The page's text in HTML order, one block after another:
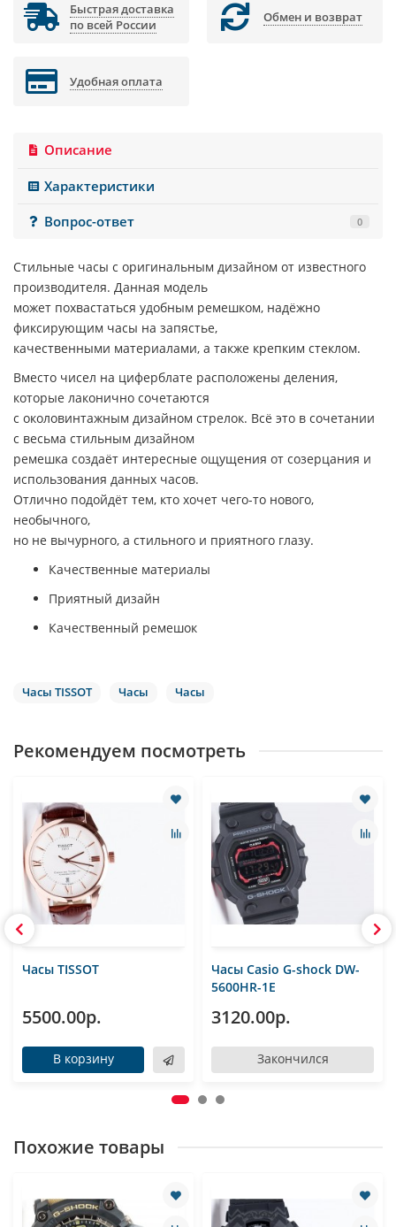
Быстрая доставка
по всей России
Обмен и возврат
Удобная оплата
Описание
Характеристики
Вопрос-ответ
0
Стильные часы с оригинальным дизайном от известного
производителя. Данная модель
может похвастаться удобным ремешком, надёжно
фиксирующим часы на запястье,
качественными материалами, а также крепким стеклом.
Вместо чисел на циферблате расположены деления,
которые лаконично сочетаются
с околовинтажным дизайном стрелок. Всё это в сочетании
с весьма стильным дизайном
ремешка создаёт интересные ощущения от созерцания и
использования данных часов.
Отлично подойдёт тем, кто хочет чего-то нового,
необычного,
но не вычурного, а стильного и приятного глазу.
Качественные материалы
Приятный дизайн
Качественный ремешок
Часы TISSOT Часы Часы
Рекомендуем посмотреть
Часы TISSOT
5500.00р.
В корзину
Часы Casio G-shock DW-
5600HR-1E
3120.00р.
Закончился
Похожие товары